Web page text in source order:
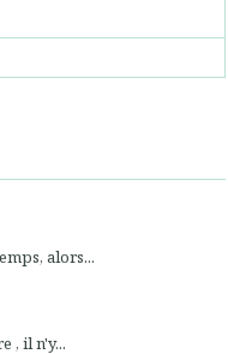
alors...
, il n'y...